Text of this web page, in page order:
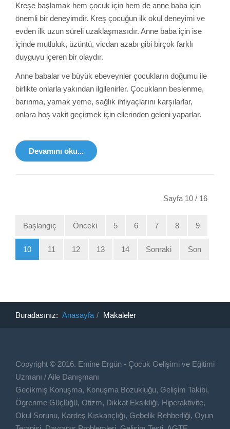
Kreşe başlamak hem çocuk için hem de anne baba için
önemli bir deneyimdir. Kreş çocuğun ilk okul deneyimi ve
evden ilk uzun süreli uzaklaşmasıdır. Anne baba için ise
içinde mutluluk, üzüntü, vicdan azabı gibi birçok farklı
duyguyu içeren bir olaydır.
Anne babalar ve büyük ebeveynler çocukların doğumu ile
birlikte onlarla yakından ilgilenirler. Çocukların beslenme,
barınma, yamak yeme, sağlık ihtiyaçlarını karşılarlar,
onlara hoş vakit geçirmek için ellerinden geleni yaparlar.
Devamını oku...
Sayfa 10 / 16
Başlangıç Önceki 5 6 7 8 9
10 11 12 13 14 Sonraki Son
Buradasınız: Anasayfa Makaleler
Copyright © 2016. Emine Ergün - Çocuk Gelişimi ve Eğitimi
Uzmanı / Aile Danışmanı
Gecikmiş Konuşma, Konuşma Bozukluğu, Gelişim Takibi,
Ögrenme Güçlüğü, Otizm, Dikkat Eksikliği, Hiperaktivite,
Okul Sorunu, Kardeş Kıskançlığı, Gebelik Rehberliği, Oyun